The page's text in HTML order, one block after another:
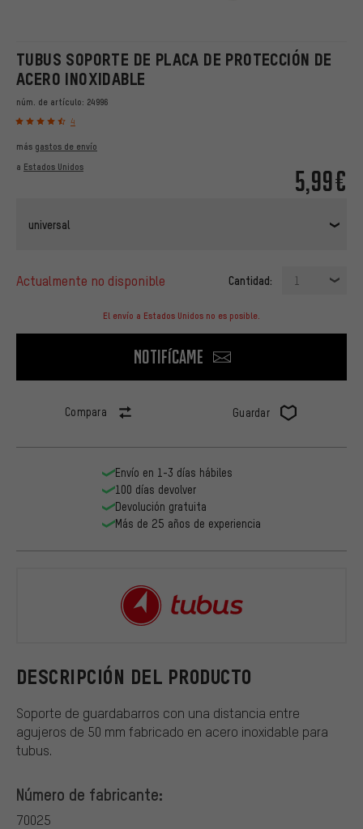
TUBUS SOPORTE DE PLACA DE PROTECCIÓN DE
ACERO INOXIDABLE
núm. de artículo: 24996
4
5,99€
más gastos de envío
a Estados Unidos
universal
actualmente no disponible Cantidad: 1
El envío a Estados Unidos no es posible.
Notifícame
Compara Guardar
DESCRIPCIÓN DEL PRODUCTO
Soporte de guardabarros con una distancia entre
agujeros de 50 mm fabricado en acero inoxidable para
tubus.
Número de fabricante:
70025
Envío en 1-3 días hábiles
100 días devolver
Devolución gratuita
Más de 25 años de experiencia